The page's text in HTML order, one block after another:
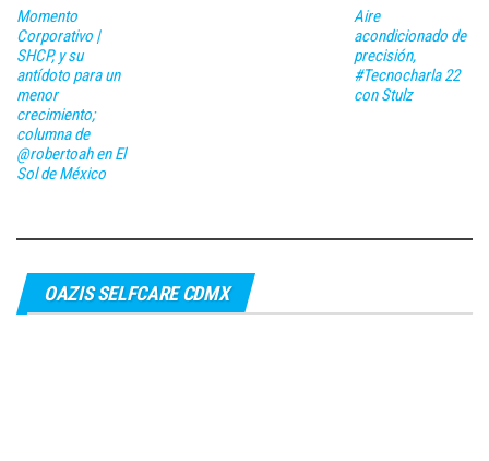
Momento
Corporativo |
SHCP, y su
antídoto para un
menor
crecimiento;
columna de
@robertoah en El
Sol de México
Aire
acondicionado de
precisión,
#Tecnocharla 22
con Stulz
OAZIS SELFCARE CDMX